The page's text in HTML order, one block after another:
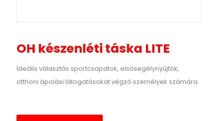
OH készenléti táska LITE
Ideális választás sportcsapatok, elsősegélynyújtók,
otthoni ápolási látogatásokat végző személyek számára.